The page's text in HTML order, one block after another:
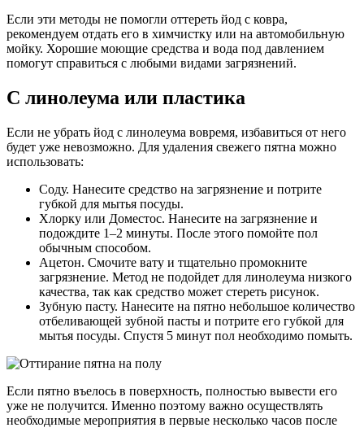
Если эти методы не помогли оттереть йод с ковра,
рекомендуем отдать его в химчистку или на автомобильную
мойку. Хорошие моющие средства и вода под давлением
помогут справиться с любыми видами загрязнений.
С линолеума или пластика
Если не убрать йод с линолеума вовремя, избавиться от него
будет уже невозможно. Для удаления свежего пятна можно
использовать:
Соду. Нанесите средство на загрязнение и потрите
губкой для мытья посуды.
Хлорку или Доместос. Нанесите на загрязнение и
подождите 1–2 минуты. После этого помойте пол
обычным способом.
Ацетон. Смочите вату и тщательно промокните
загрязнение. Метод не подойдет для линолеума низкого
качества, так как средство может стереть рисунок.
Зубную пасту. Нанесите на пятно небольшое количество
отбеливающей зубной пасты и потрите его губкой для
мытья посуды. Спустя 5 минут пол необходимо помыть.
Если пятно въелось в поверхность, полностью вывести его
уже не получится. Именно поэтому важно осуществлять
необходимые мероприятия в первые несколько часов после